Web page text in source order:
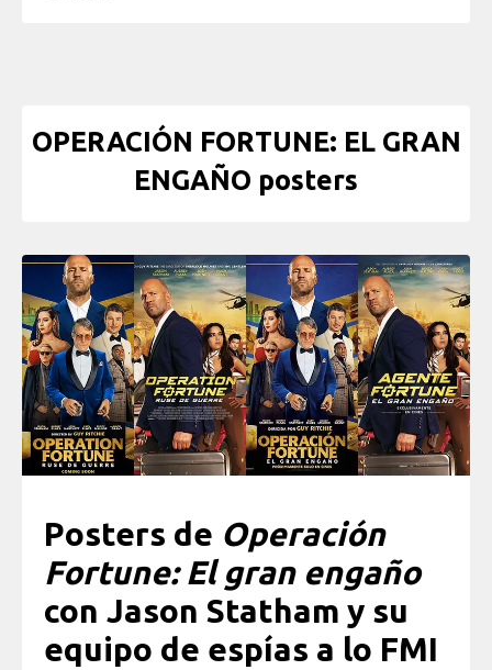
OPERACIÓN FORTUNE: EL GRAN
ENGAÑO posters
Posters de Operación
Fortune: El gran engaño
con Jason Statham y su
equipo de espías a lo FMI